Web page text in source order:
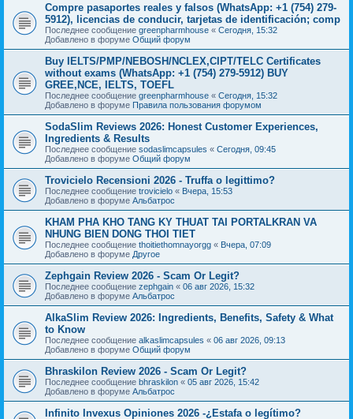
Compre pasaportes reales y falsos (WhatsApp: +1 (754) 279-
5912), licencias de conducir, tarjetas de identificación; comp
Последнее сообщение greenpharmhouse « Сегодня, 15:32
Добавлено в форуме Общий форум
Buy IELTS/PMP/NEBOSH/NCLEX,CIPT/TELC Certificates
without exams (WhatsApp: +1 (754) 279-5912) BUY
GREE,NCE, IELTS, TOEFL
Последнее сообщение greenpharmhouse « Сегодня, 15:32
Добавлено в форуме Правила пользования форумом
SodaSlim Reviews 2026: Honest Customer Experiences,
Ingredients & Results
Последнее сообщение sodaslimcapsules « Сегодня, 09:45
Добавлено в форуме Общий форум
Trovicielo Recensioni 2026 - Truffa o legittimo?
Последнее сообщение trovicielo « Вчера, 15:53
Добавлено в форуме Альбатрос
KHAM PHA KHO TANG KY THUAT TAI PORTALKRAN VA
NHUNG BIEN DONG THOI TIET
Последнее сообщение thoitiethomnayorgg « Вчера, 07:09
Добавлено в форуме Другое
Zephgain Review 2026 - Scam Or Legit?
Последнее сообщение zephgain « 06 авг 2026, 15:32
Добавлено в форуме Альбатрос
AlkaSlim Review 2026: Ingredients, Benefits, Safety & What
to Know
Последнее сообщение alkaslimcapsules « 06 авг 2026, 09:13
Добавлено в форуме Общий форум
Bhraskilon Review 2026 - Scam Or Legit?
Последнее сообщение bhraskilon « 05 авг 2026, 15:42
Добавлено в форуме Альбатрос
Infinito Invexus Opiniones 2026 -¿Estafa o legítimo?